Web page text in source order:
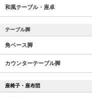
和風テーブル・座卓
テーブル脚
角ベース脚
カウンターテーブル脚
座椅子・座布団